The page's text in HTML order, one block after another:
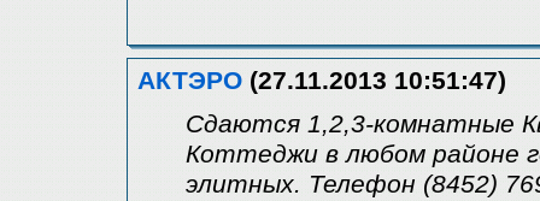
АКТЭРО (27.11.2013 10:51:47)
Сдаются 1,2,3-комнатные
Коттеджи в любом районе
элитных. Телефон (8452)